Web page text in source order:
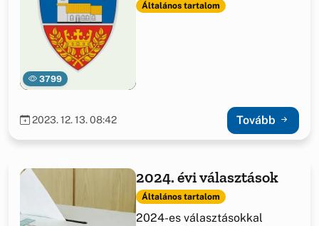
3799
Általános tartalom
2023. 12. 13. 08:42 Tovább
2024. évi választások
Általános tartalom
2024-es választásokkal